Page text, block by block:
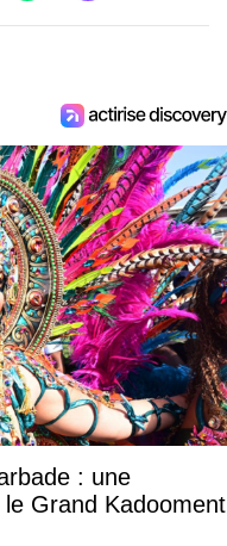
: une
Grand Kadooment